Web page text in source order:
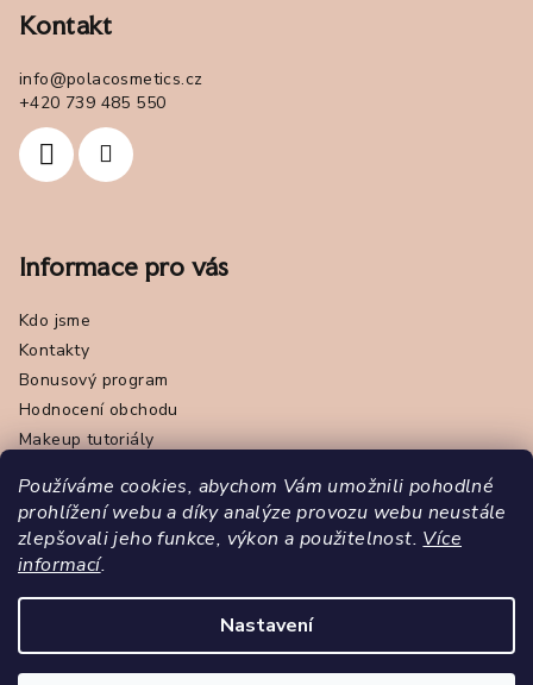
Používáme cookies, abychom Vám umožnili pohodlné
prohlížení webu a díky analýze provozu webu neustále
zlepšovali jeho funkce, výkon a použitelnost. Více
informací.
Nastavení
Kontakt
info@polacosmetics.cz
+420 739 485 550
Informace pro vás
Kdo jsme
Kontakty
Bonusový program
Hodnocení obchodu
Makeup tutoriály
Online odstoupení od smlouvy
Podmínky ochrany osobních údajů - GDPR
Napište nám